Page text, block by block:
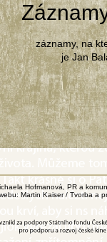
záznamy, na
je Jan
Hofmanová, PR a
Martin Kaiser / Tvorba a